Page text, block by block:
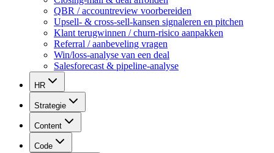
QBR / accountreview voorbereiden
Upsell- & cross-sell-kansen signaleren en pitchen
Klant terugwinnen / churn-risico aanpakken
Referral / aanbeveling vragen
Win/loss-analyse van een deal
Salesforecast & pipeline-analyse
HR
Strategie
Content
Code